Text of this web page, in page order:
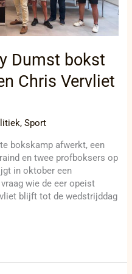
Dumst bokst
Chris Vervliet
,Sport
bokskamp afwerkt, een
en twee profboksers op
in oktober een
wie de eer opeist
blijft tot de wedstrijddag